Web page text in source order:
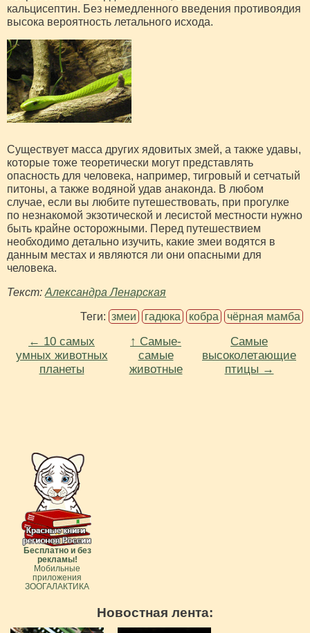
кальцисептин. Без немедленного введения противоядия
высока вероятность летального исхода.
Существует масса других ядовитых змей, а также удавы,
которые тоже теоретически могут представлять
опасность для человека, например, тигровый и сетчатый
питоны, а также водяной удав анаконда. В любом
случае, если вы любите путешествовать, при прогулке
по незнакомой экзотической и лесистой местности нужно
быть крайне осторожными. Перед путешествием
необходимо детально изучить, какие змеи водятся в
данным местах и являются ли они опасными для
человека.
Текст: Александра Ленарская
Теги: змеи гадюка кобра чёрная мамба
← 10 самых
умных животных
планеты
↑ Самые-
самые
животные
Самые
высоколетающие
птицы →
Бесплатно и без
рекламы!
Мобильные
приложения
ЗООГАЛАКТИКА
Новостная лента: